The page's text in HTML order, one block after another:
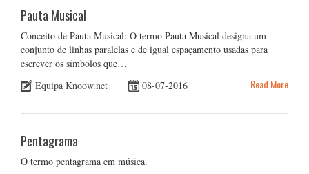
Pauta Musical
Conceito de Pauta Musical: O termo Pauta Musical designa um
conjunto de linhas paralelas e de igual espaçamento usadas para
escrever os símbolos que…
Equipa Knoow.net
08-07-2016 Read More
Pentagrama
O termo pentagrama em música.